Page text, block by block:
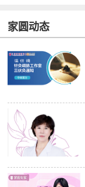
家圆动态